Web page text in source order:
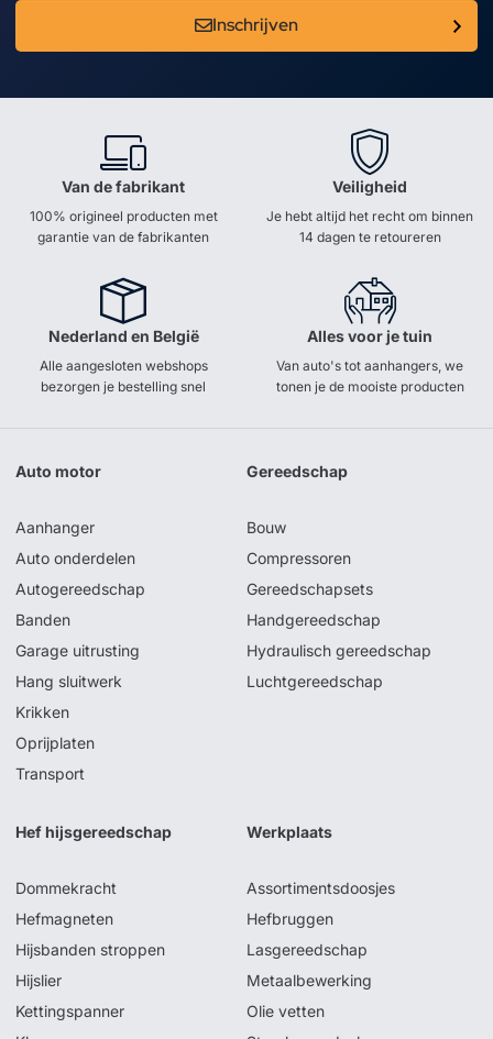
Inschrijven
Van de fabrikant
100% origineel producten met
garantie van de fabrikanten
Veiligheid
Je hebt altijd het recht om binnen
14 dagen te retoureren
Nederland en België
Alle aangesloten webshops
bezorgen je bestelling snel
Alles voor je tuin
Van auto's tot aanhangers, we
tonen je de mooiste producten
Auto motor
Aanhanger
Auto onderdelen
Autogereedschap
Banden
Garage uitrusting
Hang sluitwerk
Krikken
Oprijplaten
Transport
Gereedschap
Bouw
Compressoren
Gereedschapsets
Handgereedschap
Hydraulisch gereedschap
Luchtgereedschap
Hef hijsgereedschap
Dommekracht
Hefmagneten
Hijsbanden stroppen
Hijslier
Kettingspanner
Werkplaats
Assortimentsdoosjes
Hefbruggen
Lasgereedschap
Metaalbewerking
Olie vetten